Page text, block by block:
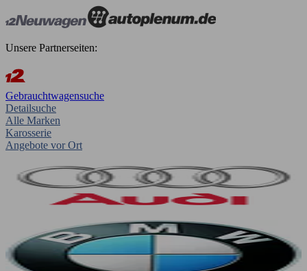
Unsere Partnerseiten:
Gebrauchtwagensuche
Detailsuche
Alle Marken
Karosserie
Angebote vor Ort